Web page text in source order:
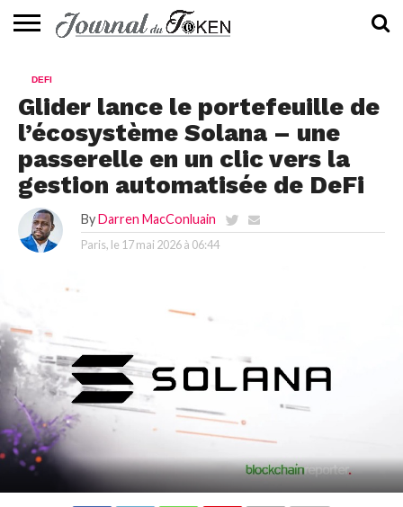
📰
EVALUATION
GUIDE
TENDANCES
À
CONTACTEZ-
DEFI
Glider lance le portefeuille de
l’écosystème Solana – une
passerelle en un clic vers la
gestion automatisée de DeFi
By Darren MacConluain
Paris, le 17 mai 2026 à 06:44